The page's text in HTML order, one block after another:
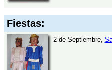
Fiestas:
2 de Septiembre,